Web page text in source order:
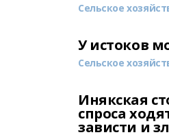
Сельское
У истоков
Сельское
Инякская
спроса
зависти и